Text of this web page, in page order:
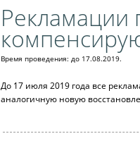
Время проведения: до 17.08.2019.
До 17 июля 2019 года все
аналогичную новую